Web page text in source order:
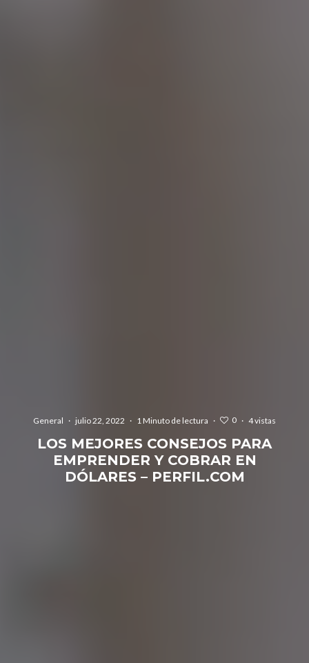
General · julio 22, 2022 · 1 Minuto de lectura · 0 · 4 vistas
LOS MEJORES CONSEJOS PARA
EMPRENDER Y COBRAR EN
DÓLARES – PERFIL.COM